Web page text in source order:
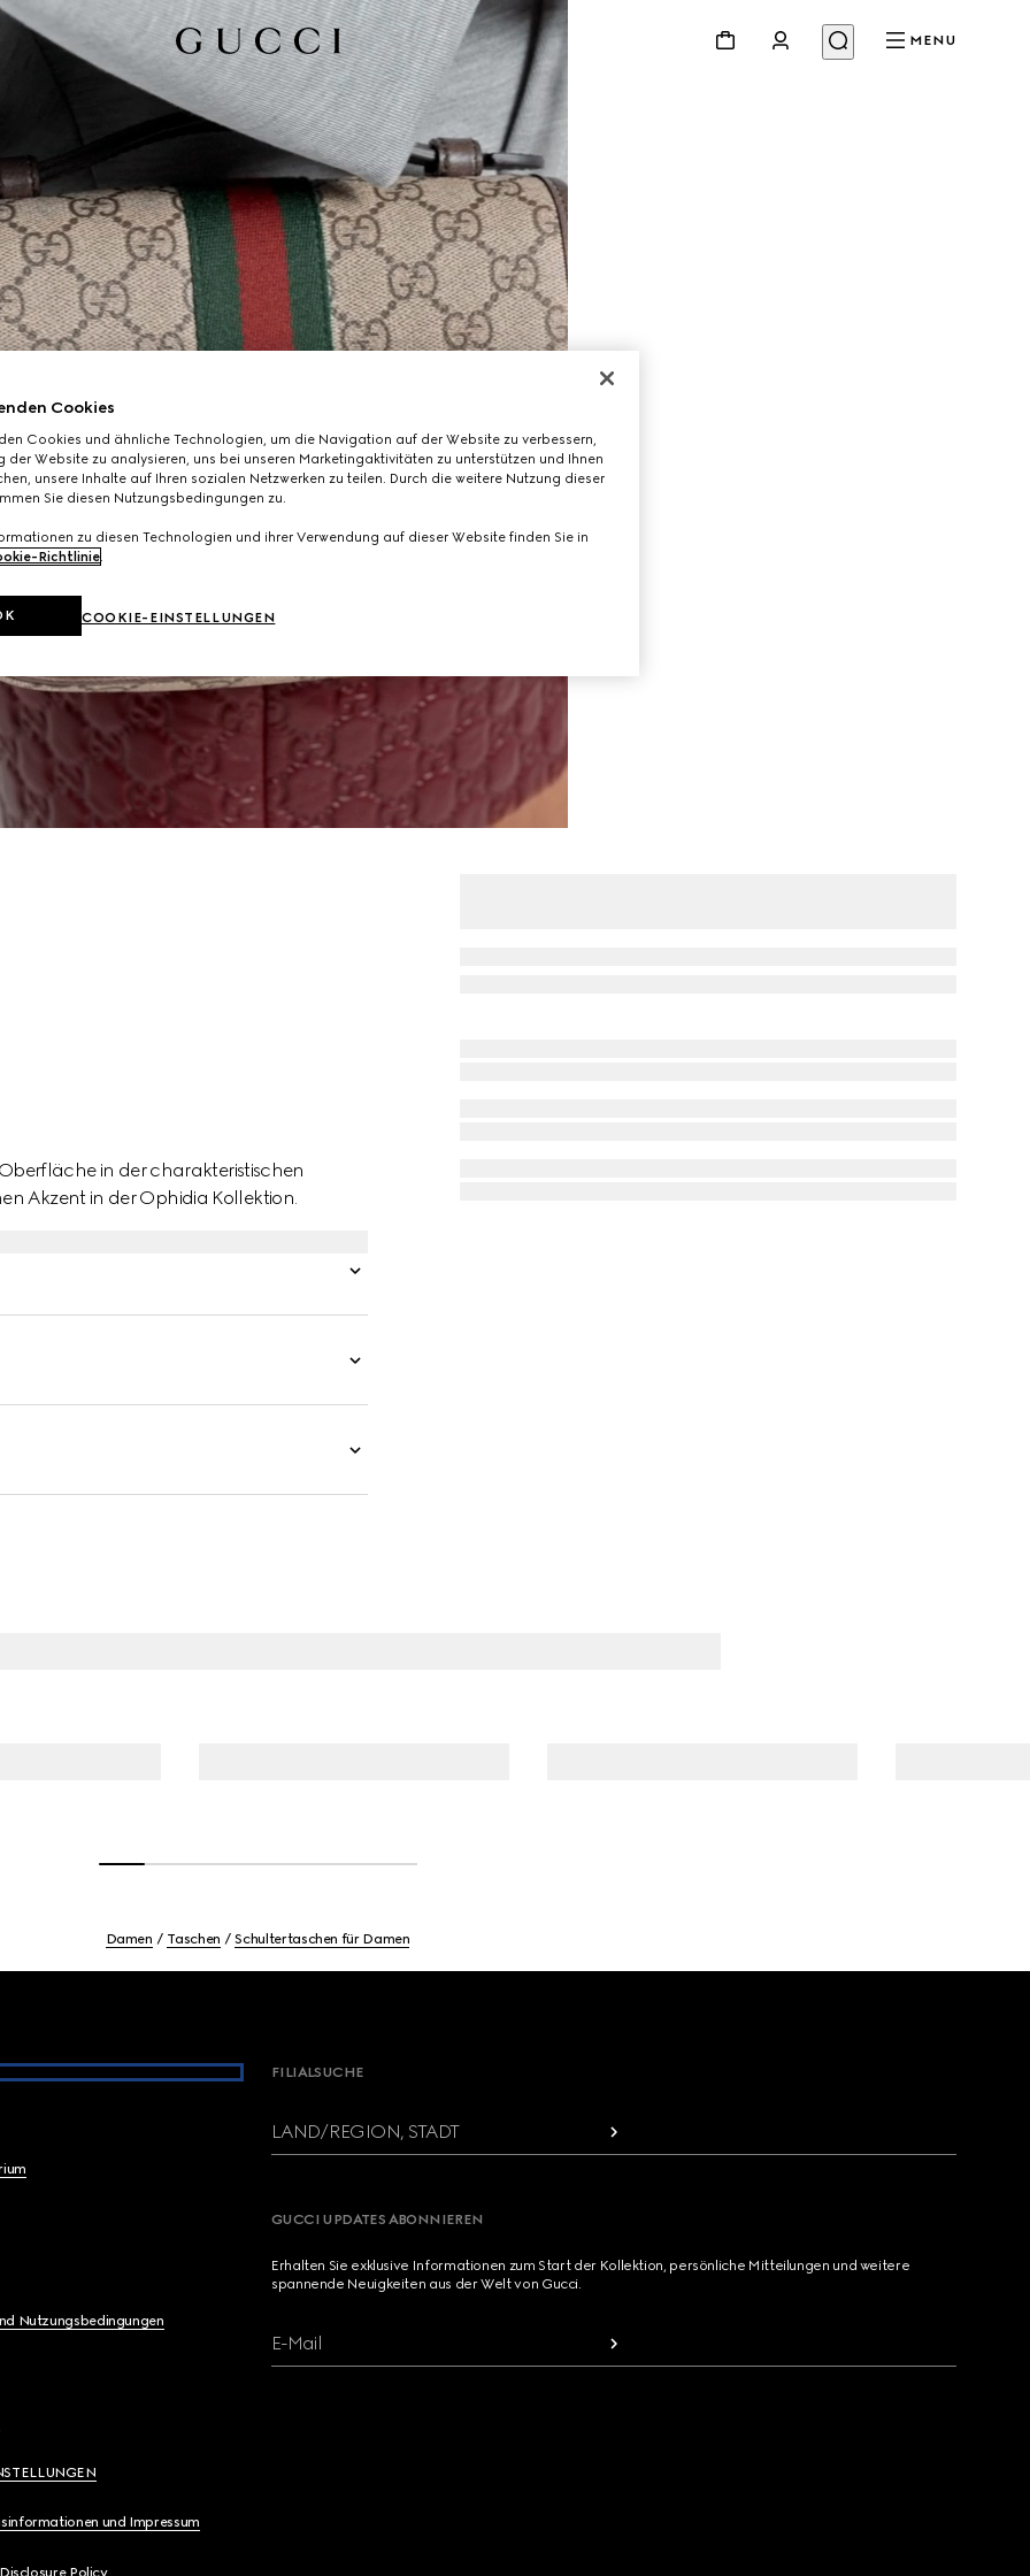
MENU
in der charakteristischen
Akzent in der Ophidia Kollektion.
Damen Taschen Schultertaschen für Damen
Nutzungsbedingungen
und Impressum
Policy
FILIALSUCHE
LAND/REGION, STADT
GUCCI UPDATES ABONNIEREN
Erhalten Sie exklusive Informationen zum Start der Kollektion, persönliche Mitteilungen und weitere
spannende Neuigkeiten aus der Welt von Gucci.
E-Mail
Cookies
Cookies und ähnliche Technologien, um die Navigation auf der Website zu verbessern,
der Website zu analysieren, uns bei unseren Marketingaktivitäten zu unterstützen und Ihnen
unsere Inhalte auf Ihren sozialen Netzwerken zu teilen. Durch die weitere Nutzung dieser
Sie diesen Nutzungsbedingungen zu.
zu diesen Technologien und ihrer Verwendung auf dieser Website finden Sie in
Richtlinie.
COOKIE-EINSTELLUNGEN